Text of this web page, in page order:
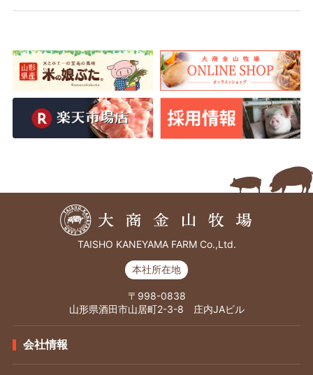
TAISHO KANEYAMA FARM Co.,Ltd.
本社所在地
〒998-0838
山形県酒田市山居町2-3-8 庄内JAビル
会社情報